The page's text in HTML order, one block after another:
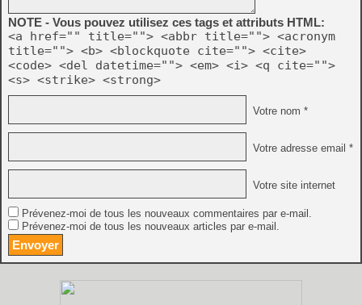
NOTE - Vous pouvez utilisez ces tags et attributs HTML:
<a href="" title=""> <abbr title=""> <acronym
title=""> <b> <blockquote cite=""> <cite>
<code> <del datetime=""> <em> <i> <q cite="">
<s> <strike> <strong>
Votre nom *
Votre adresse email *
Votre site internet
Prévenez-moi de tous les nouveaux commentaires par e-mail.
Prévenez-moi de tous les nouveaux articles par e-mail.